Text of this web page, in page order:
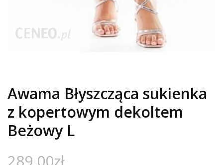
Awama Błyszcząca sukienka
z kopertowym dekoltem
Beżowy L
289,00zł